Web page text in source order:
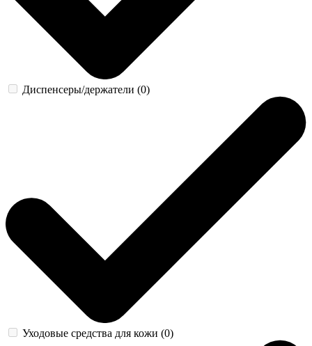
Диспенсеры/держатели (0)
Уходовые средства для кожи (0)